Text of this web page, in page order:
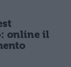
online il